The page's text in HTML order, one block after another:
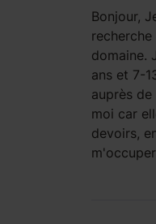
Bonjour,
domaine.
ans et 7-
auprès
moi car
devoirs,